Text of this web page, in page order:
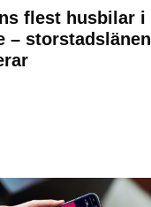
flest husbilar i
– storstadslänen